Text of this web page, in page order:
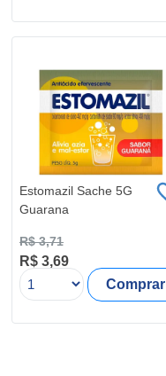
Estomazil Sache 5G
Guarana
R$ 3,71
R$ 3,69
Comprar